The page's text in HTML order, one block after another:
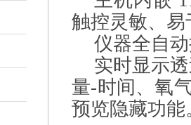
触控灵敏、易
仪器全自
实时显示
量-时间、氧
预览隐藏功能